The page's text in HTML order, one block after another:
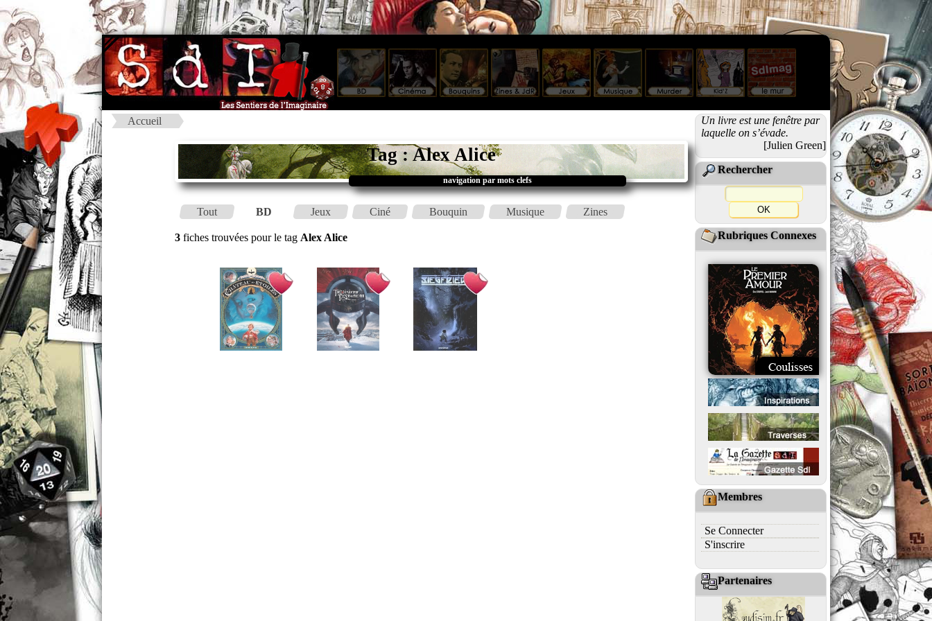
Accueil
Tag : Alex Alice
navigation par mots clefs
Tout BD Jeux Ciné Bouquin Musique Zines
3 fiches trouvées pour le tag Alex Alice
Un livre est une fenêtre par
laquelle on s’évade.
[Julien Green]
Rechercher
Rubriques Connexes
Membres
Se Connecter
S'inscrire
Partenaires